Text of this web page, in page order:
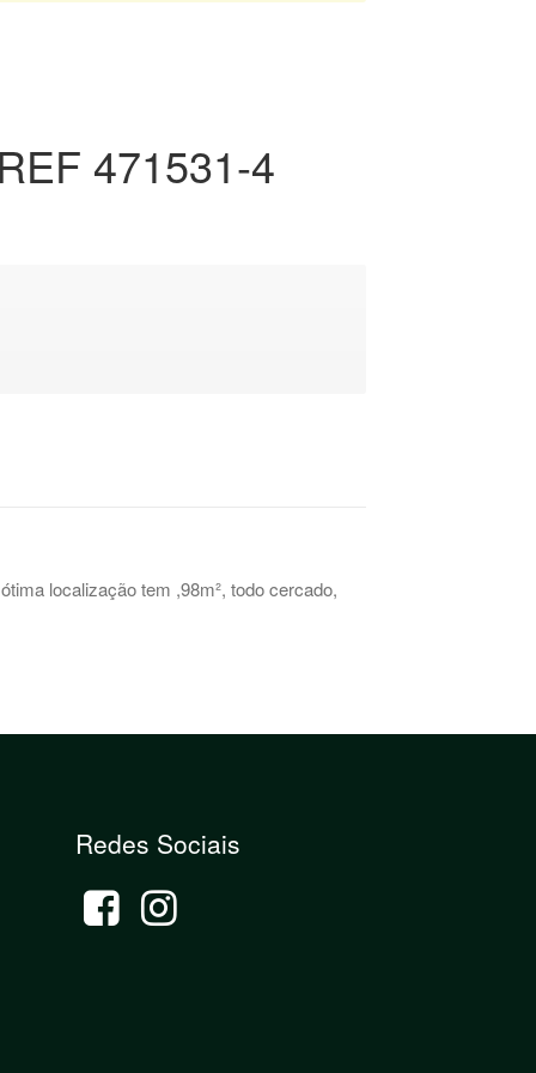
471531-4
localização tem ,98m², todo cercado,
Redes Sociais